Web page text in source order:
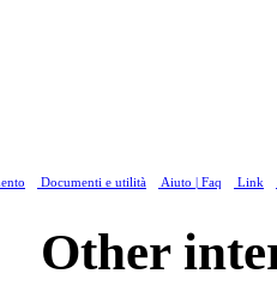
Documenti e utilità Aiuto | Faq Link
Other